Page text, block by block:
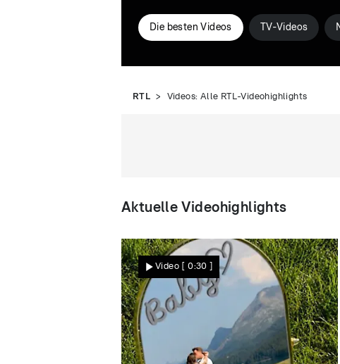
Die besten Videos TV-Videos
RTL Videos: Alle RTL-Videohighlights
Aktuelle Videohighlights
Video [ 0:30 ]